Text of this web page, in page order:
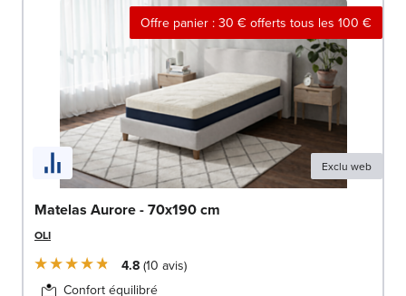
Offre panier : 30 € offerts tous les 100 €
Exclu web
Matelas Aurore - 70x190 cm
OLI
4.8 10 avis
Confort équilibré